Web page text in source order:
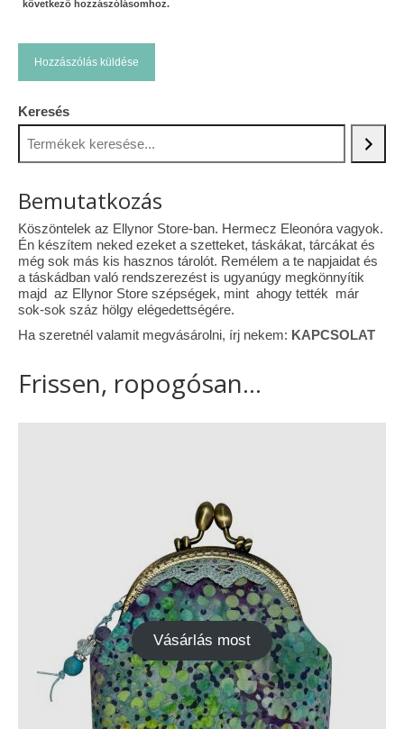
következő hozzászólásomhoz.
Keresés
Bemutatkozás
Köszöntelek az Ellynor Store-ban. Hermecz Eleonóra vagyok.
Én készítem neked ezeket a szetteket, táskákat, tárcákat és
még sok más kis hasznos tárolót. Remélem a te napjaidat és
a táskádban való rendszerezést is ugyanúgy megkönnyítik
majd az Ellynor Store szépségek, mint ahogy tették már
sok-sok száz hölgy elégedettségére.
Ha szeretnél valamit megvásárolni, írj nekem: KAPCSOLAT
Frissen, ropogósan...
Vásárlás most